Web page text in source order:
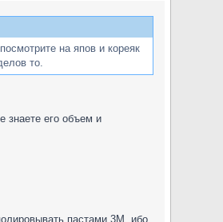
на япов и кореяк
то.
знаете его объем и
пастами 3М, ибо